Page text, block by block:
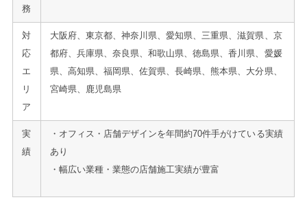
務
対
応
エ
リ
ア
大阪府、東京都、神奈川県、愛知県、三重県、滋賀県、京
都府、兵庫県、奈良県、和歌山県、徳島県、香川県、愛媛
県、高知県、福岡県、佐賀県、長崎県、熊本県、大分県、
宮崎県、鹿児島県
実
績
・オフィス・店舗デザインを年間約70件手がけている実績
あり
・幅広い業種・業態の店舗施工実績が豊富